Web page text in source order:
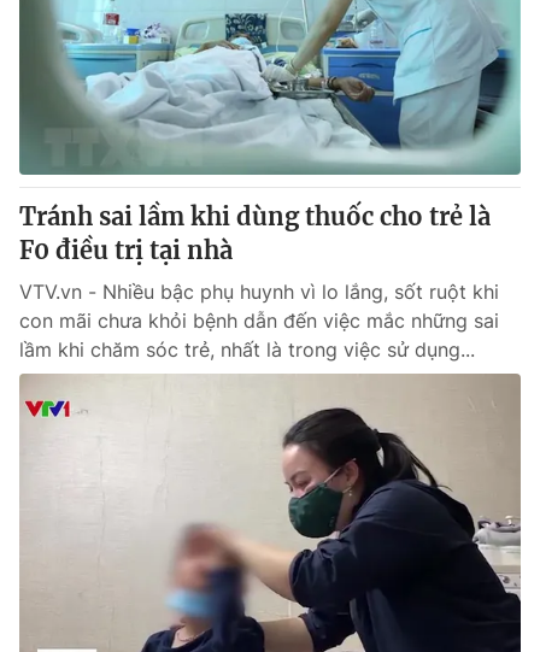
VTV Sức khoẻ Bất động sản
Thị trường 24h Tấm lòng Việt
VTV4 Vươn mình bằng AI
VTV9
Liên hệ tòa soạn English
Cơ quan chủ quản:Đài Truyền hình Việt Nam
Cơ quan báo chí:Thời báo VTV
Tránh sai lầm khi dùng thuốc cho trẻ là
F0 điều trị tại nhà
VTV.vn - Nhiều bậc phụ huynh vì lo lắng, sốt ruột khi
con mãi chưa khỏi bệnh dẫn đến việc mắc những sai
lầm khi chăm sóc trẻ, nhất là trong việc sử dụng...